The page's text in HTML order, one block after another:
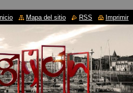
Inicio Mapa del sitio RSS Imprimir